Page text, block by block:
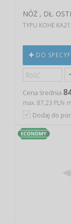
NÓŻ , DŁ.
TYPU KOHE
DO
Cena średnia
max. 87,23 PLN
Dodaj do